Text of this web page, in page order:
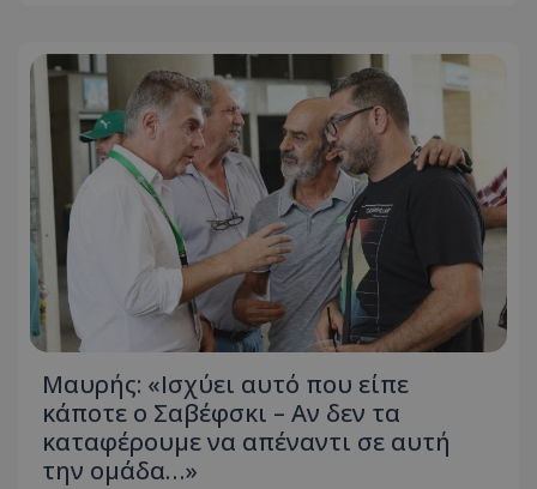
Μαυρής: «Ισχύει αυτό που είπε
κάποτε ο Σαβέφσκι – Αν δεν τα
καταφέρουμε να απέναντι σε αυτή
την ομάδα…»